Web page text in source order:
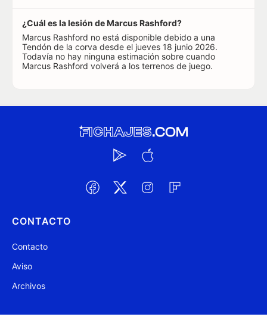
¿Cuál es la lesión de Marcus Rashford?
Marcus Rashford no está disponible debido a una
Tendón de la corva desde el jueves 18 junio 2026.
Todavía no hay ninguna estimación sobre cuando
Marcus Rashford volverá a los terrenos de juego.
CONTACTO
Contacto
Aviso
Archivos